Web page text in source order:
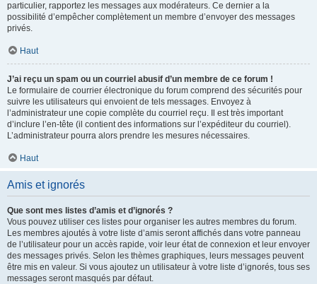
particulier, rapportez les messages aux modérateurs. Ce dernier a la
possibilité d’empêcher complètement un membre d’envoyer des messages
privés.
Haut
J’ai reçu un spam ou un courriel abusif d’un membre de ce forum !
Le formulaire de courrier électronique du forum comprend des sécurités pour
suivre les utilisateurs qui envoient de tels messages. Envoyez à
l’administrateur une copie complète du courriel reçu. Il est très important
d’inclure l’en-tête (il contient des informations sur l’expéditeur du courriel).
L’administrateur pourra alors prendre les mesures nécessaires.
Haut
Amis et ignorés
Que sont mes listes d’amis et d’ignorés ?
Vous pouvez utiliser ces listes pour organiser les autres membres du forum.
Les membres ajoutés à votre liste d’amis seront affichés dans votre panneau
de l’utilisateur pour un accès rapide, voir leur état de connexion et leur envoyer
des messages privés. Selon les thèmes graphiques, leurs messages peuvent
être mis en valeur. Si vous ajoutez un utilisateur à votre liste d’ignorés, tous ses
messages seront masqués par défaut.